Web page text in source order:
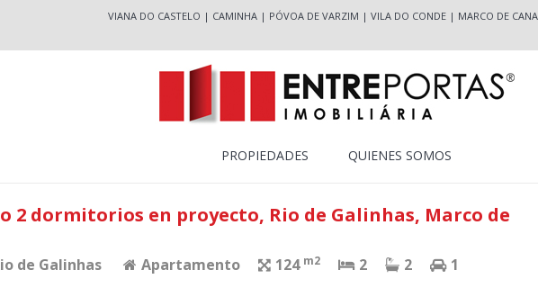
VIANA DO CASTELO | CAMINHA| PÓVOA DE VARZIM | VILA DO CONDE| MARCO DE
PROPIEDADES QUIENES SOMOS
2 dormitorios en proyecto, Rio de Galinhas, Marco de
de Galinhas Apartamento 124 m2 2 2 1